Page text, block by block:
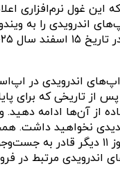
غول نرم‌افزاری
اندرویدی در
از تاریخی که برای
از آن‌ها ادامه دهید.
اسفند کاربران ویندوز ۱۱ دیگر
اندرویدی مرتبط در